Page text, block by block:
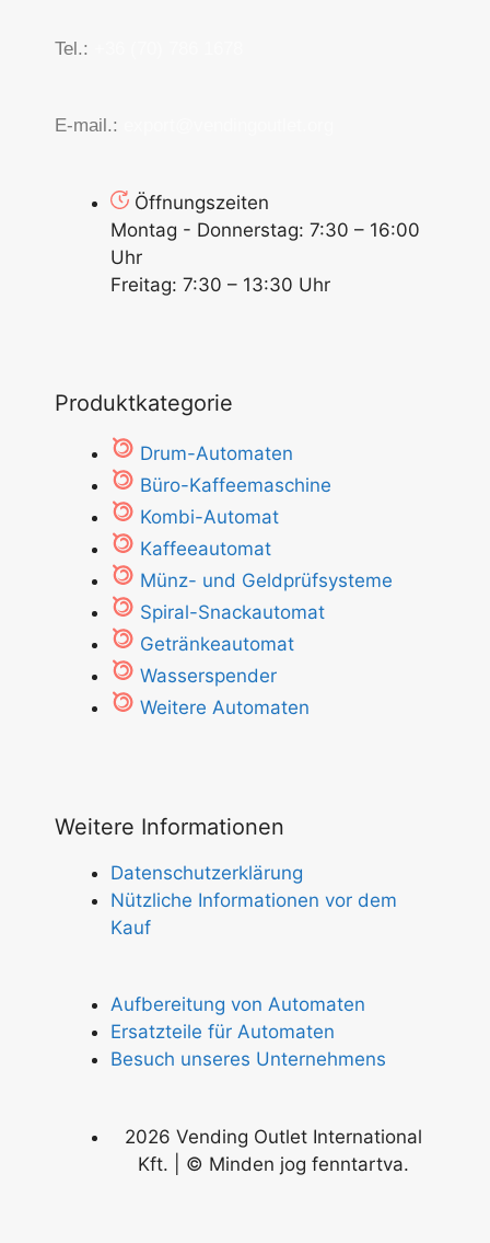
Tel.:
E-mail.:
Öffnungszeiten
Montag - Donnerstag: 7:30 – 16:00
Uhr
Freitag: 7:30 – 13:30 Uhr
Produktkategorie
Drum-Automaten
Büro-Kaffeemaschine
Kombi-Automat
Kaffeeautomat
Münz- und Geldprüfsysteme
Spiral-Snackautomat
Getränkeautomat
Wasserspender
Weitere Automaten
Weitere Informationen
Datenschutzerklärung
Nützliche Informationen vor dem
Kauf
Aufbereitung von Automaten
Ersatzteile für Automaten
Besuch unseres Unternehmens
2026 Vending Outlet International
Kft. | © Minden jog fenntartva.